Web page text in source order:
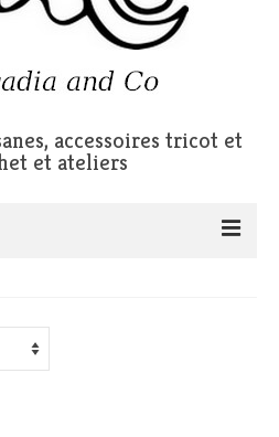
accessoires tricot et
et ateliers